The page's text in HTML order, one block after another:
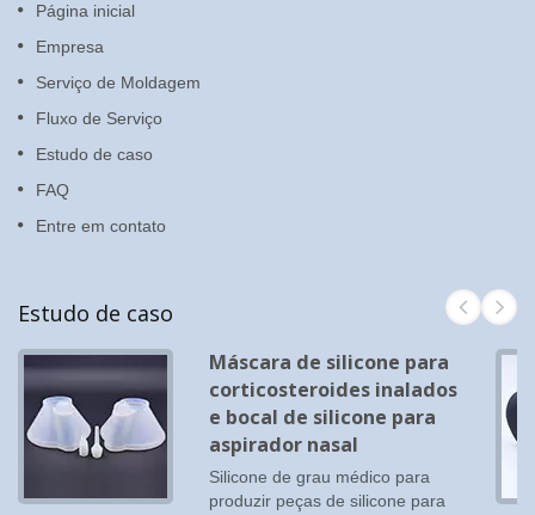
Página inicial
Empresa
Serviço de Moldagem
Fluxo de Serviço
Estudo de caso
FAQ
Entre em contato
Estudo de caso
Máscara de silicone para
corticosteroides inalados
e bocal de silicone para
aspirador nasal
Silicone de grau médico para
produzir peças de silicone para